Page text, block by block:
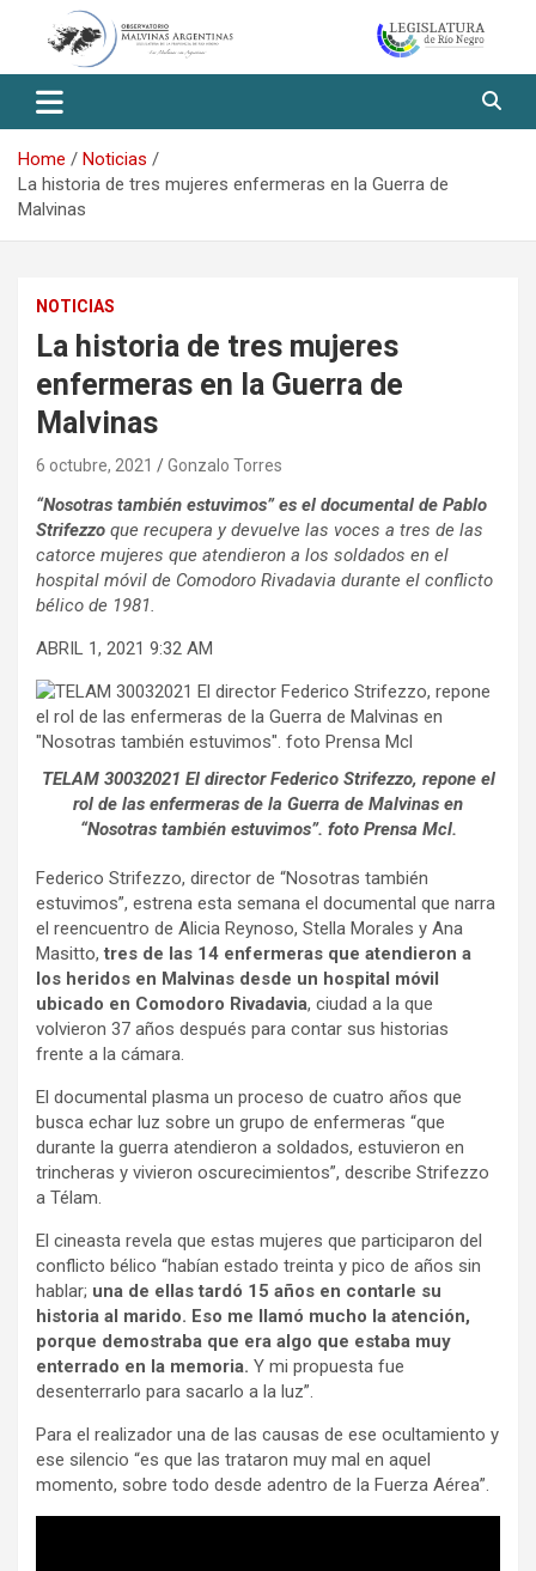
Observatorio Malvinas – Río
Negro
Home
Noticias
La historia de tres mujeres enfermeras en la Guerra de
Malvinas
NOTICIAS
La historia de tres mujeres
enfermeras en la Guerra de
Malvinas
6 octubre, 2021 Gonzalo Torres
“Nosotras también estuvimos” es el documental de Pablo
Strifezzo que recupera y devuelve las voces a tres de las
catorce mujeres que atendieron a los soldados en el
hospital móvil de Comodoro Rivadavia durante el conflicto
bélico de 1981.
ABRIL 1, 2021 9:32 AM
TELAM 30032021 El director Federico Strifezzo, repone el
rol de las enfermeras de la Guerra de Malvinas en
“Nosotras también estuvimos”. foto Prensa Mcl.
Federico Strifezzo, director de “Nosotras también
estuvimos”, estrena esta semana el documental que narra
el reencuentro de Alicia Reynoso, Stella Morales y Ana
Masitto,tres de las 14 enfermeras que atendieron a
los heridos en Malvinas desde un hospital móvil
ubicado en Comodoro Rivadavia, ciudad a la que
volvieron 37 años después para contar sus historias
frente a la cámara.
El documental plasma un proceso de cuatro años que
busca echar luz sobre un grupo de enfermeras “que
durante la guerra atendieron a soldados, estuvieron en
trincheras y vivieron oscurecimientos”, describe Strifezzo
a Télam.
El cineasta revela que estas mujeres que participaron del
conflicto bélico “habían estado treinta y pico de años sin
hablar; una de ellas tardó 15 años en contarle su
historia al marido. Eso me llamó mucho la atención,
porque demostraba que era algo que estaba muy
enterrado en la memoria. Y mi propuesta fue
desenterrarlo para sacarlo a la luz”.
Para el realizador una de las causas de ese ocultamiento y
ese silencio “es que las trataron muy mal en aquel
momento, sobre todo desde adentro de la Fuerza Aérea”.